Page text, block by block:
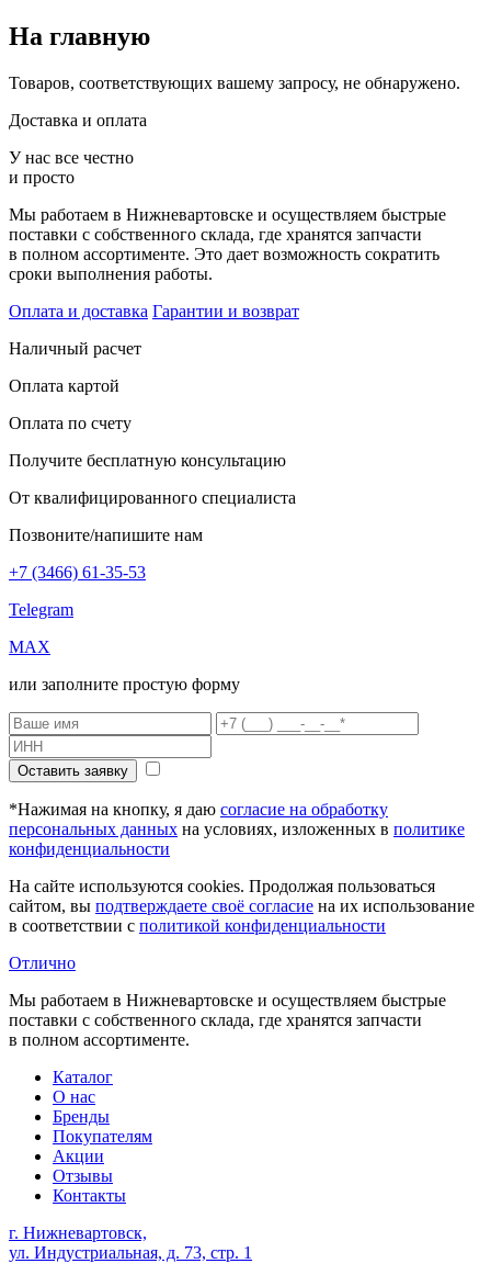
На главную
Товаров, соответствующих вашему запросу, не обнаружено.
Доставка и оплата
У нас все честно
и просто
Мы работаем в Нижневартовске и осуществляем быстрые
поставки с собственного склада, где хранятся запчасти
в полном ассортименте. Это дает возможность сократить
сроки выполнения работы.
Оплата и доставка Гарантии и возврат
Наличный расчет
Оплата картой
Оплата по счету
Получите бесплатную консультацию
От квалифицированного специалиста
Позвоните/напишите нам
+7 (3466) 61-35-53
Telegram
MAX
или заполните простую форму
Оставить заявку
*Нажимая на кнопку, я даю согласие на обработку
персональных данных на условиях, изложенных в политике
конфиденциальности
На сайте используются cookies. Продолжая пользоваться
сайтом, вы подтверждаете своё согласие на их использование
в соответствии с политикой конфиденциальности
Отлично
Мы работаем в Нижневартовске и осуществляем быстрые
поставки с собственного склада, где хранятся запчасти
в полном ассортименте.
Каталог
О нас
Бренды
Покупателям
Акции
Отзывы
Контакты
г. Нижневартовск,
ул. Индустриальная, д. 73, стр. 1